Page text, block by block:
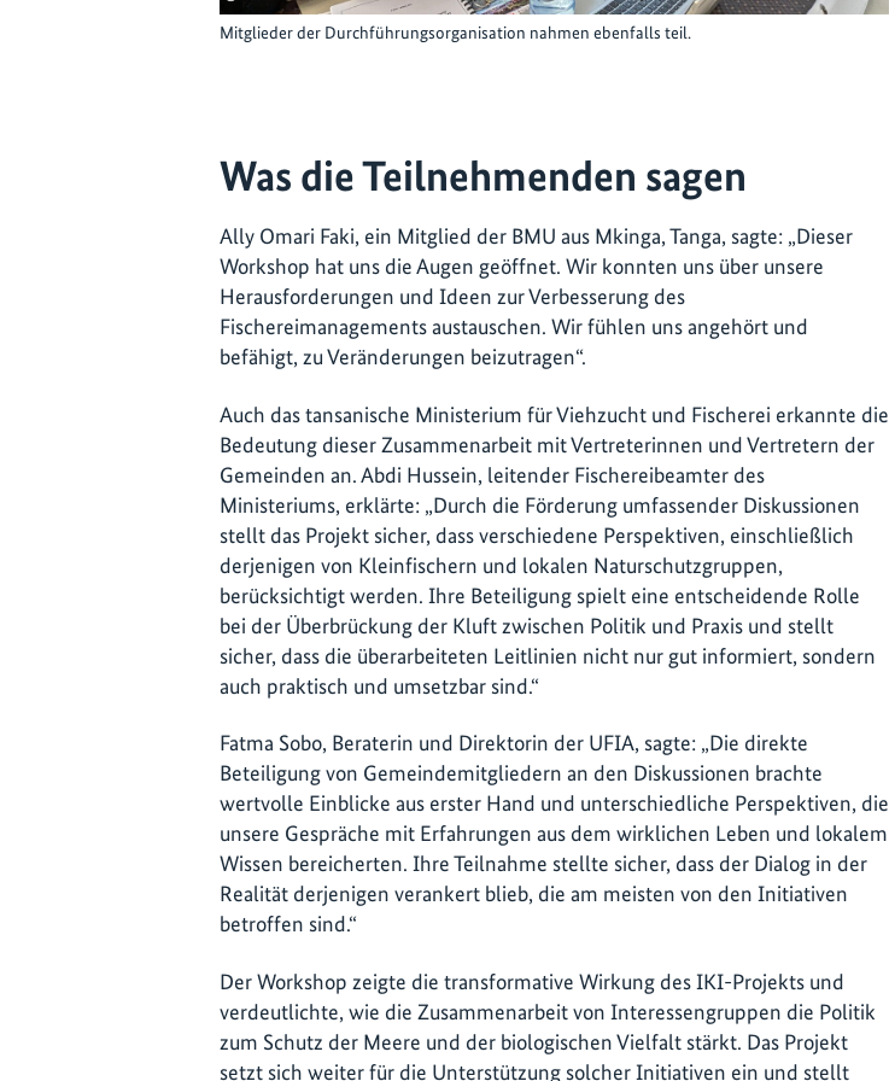
Mitglieder der Durchführungsorganisation nahmen ebenfalls teil.
Was die Teilnehmenden sagen
Ally Omari Faki, ein Mitglied der BMU aus Mkinga, Tanga, sagte: „Dieser
Workshop hat uns die Augen geöffnet. Wir konnten uns über unsere
Herausforderungen und Ideen zur Verbesserung des
Fischereimanagements austauschen. Wir fühlen uns angehört und
befähigt, zu Veränderungen beizutragen“.
Auch das tansanische Ministerium für Viehzucht und Fischerei erkannte die
Bedeutung dieser Zusammenarbeit mit Vertreterinnen und Vertretern der
Gemeinden an. Abdi Hussein, leitender Fischereibeamter des
Ministeriums, erklärte: „Durch die Förderung umfassender Diskussionen
stellt das Projekt sicher, dass verschiedene Perspektiven, einschließlich
derjenigen von Kleinfischern und lokalen Naturschutzgruppen,
berücksichtigt werden. Ihre Beteiligung spielt eine entscheidende Rolle
bei der Überbrückung der Kluft zwischen Politik und Praxis und stellt
sicher, dass die überarbeiteten Leitlinien nicht nur gut informiert, sondern
auch praktisch und umsetzbar sind.“
Fatma Sobo, Beraterin und Direktorin der UFIA, sagte: „Die direkte
Beteiligung von Gemeindemitgliedern an den Diskussionen brachte
wertvolle Einblicke aus erster Hand und unterschiedliche Perspektiven, die
unsere Gespräche mit Erfahrungen aus dem wirklichen Leben und lokalem
Wissen bereicherten. Ihre Teilnahme stellte sicher, dass der Dialog in der
Realität derjenigen verankert blieb, die am meisten von den Initiativen
betroffen sind.“
Der Workshop zeigte die transformative Wirkung des IKI-Projekts und
verdeutlichte, wie die Zusammenarbeit von Interessengruppen die Politik
zum Schutz der Meere und der biologischen Vielfalt stärkt. Das Projekt
setzt sich weiter für die Unterstützung solcher Initiativen ein und stellt